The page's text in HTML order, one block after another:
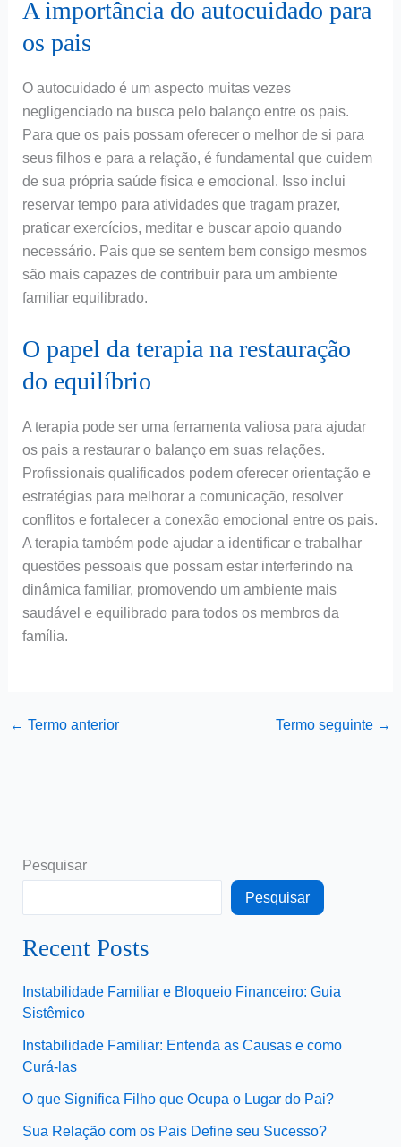
A importância do autocuidado para
os pais
O autocuidado é um aspecto muitas vezes
negligenciado na busca pelo balanço entre os pais.
Para que os pais possam oferecer o melhor de si para
seus filhos e para a relação, é fundamental que cuidem
de sua própria saúde física e emocional. Isso inclui
reservar tempo para atividades que tragam prazer,
praticar exercícios, meditar e buscar apoio quando
necessário. Pais que se sentem bem consigo mesmos
são mais capazes de contribuir para um ambiente
familiar equilibrado.
O papel da terapia na restauração
do equilíbrio
A terapia pode ser uma ferramenta valiosa para ajudar
os pais a restaurar o balanço em suas relações.
Profissionais qualificados podem oferecer orientação e
estratégias para melhorar a comunicação, resolver
conflitos e fortalecer a conexão emocional entre os pais.
A terapia também pode ajudar a identificar e trabalhar
questões pessoais que possam estar interferindo na
dinâmica familiar, promovendo um ambiente mais
saudável e equilibrado para todos os membros da
família.
← Termo anterior Termo seguinte →
Pesquisar
Pesquisar
Recent Posts
Instabilidade Familiar e Bloqueio Financeiro: Guia
Sistêmico
Instabilidade Familiar: Entenda as Causas e como
Curá-las
O que Significa Filho que Ocupa o Lugar do Pai?
Sua Relação com os Pais Define seu Sucesso?